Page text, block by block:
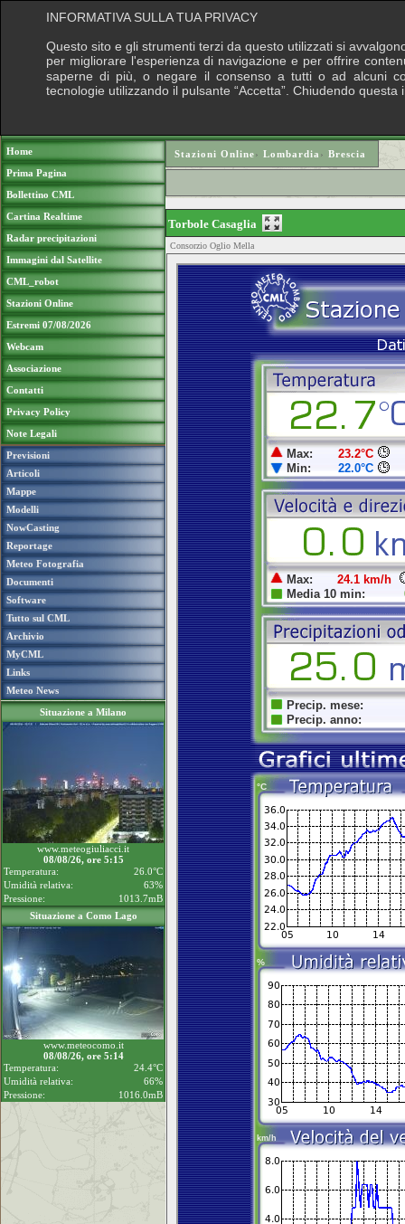
Home
Prima Pagina
Bollettino CML
Cartina Realtime
Radar precipitazioni
Immagini dal Satellite
CML_robot
Stazioni Online
Estremi 07/08/2026
Webcam
Associazione
Contatti
Privacy Policy
Note Legali
Previsioni
Articoli
Mappe
Modelli
NowCasting
Reportage
Meteo Fotografia
Documenti
Software
Tutto sul CML
Archivio
MyCML
Links
Meteo News
Situazione a Milano
www.meteogiuliacci.it
08/08/26, ore 5:15
Temperatura:
26.0°C
Umidità relativa:
63%
Pressione:
1013.7mB
Situazione a Como Lago
www.meteocomo.it
08/08/26, ore 5:14
Temperatura:
24.4°C
Umidità relativa:
66%
Pressione:
1016.0mB
Stazioni Online› Lombardia › Brescia
Torbole Casaglia
Consorzio Oglio Mella
INFORMATIVA SULLA TUA PRIVACY
Questo sito e gli strumenti terzi da questo utilizzati si
per migliorare l'esperienza di navigazione e per offrire
saperne di più, o negare il consenso a tutti o ad alcuni
tecnologie utilizzando il pulsante “Accetta”. Chiudendo